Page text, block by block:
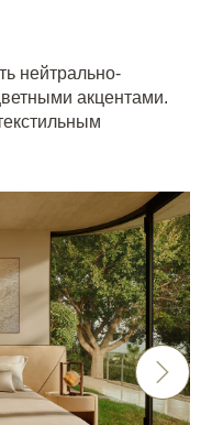
нейтрально-
акцентами.